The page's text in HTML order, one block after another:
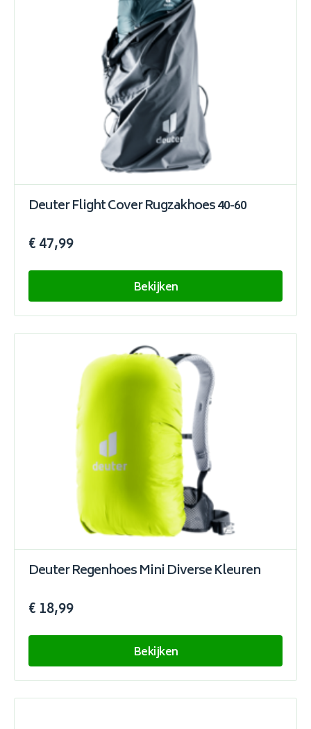
Deuter Flight Cover Rugzakhoes 40-60
€ 47,99
Bekijken
Deuter Regenhoes Mini Diverse Kleuren
€ 18,99
Bekijken